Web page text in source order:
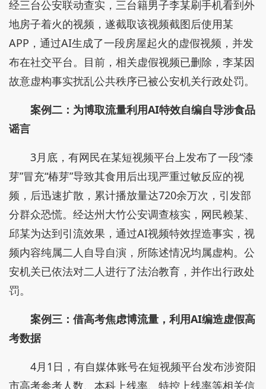
经三台公安联动查实，三台籍男子李某刷手机看到外
地房子着火的视频，遂截取该视频截图后使用某
APP，通过AI生成了一段房屋起火的虚假视频，并发
布在社交平台。目前，相关虚假视频已删除，李某因
故意虚构事实扰乱公共秩序已被公安机关行政处罚。
案例二：为博取流量利用AI特效自编自导涉食品
谣言
3月底，有网民在某短视频平台上发布了一段“漆
芽”冒充“椿芽”导致其食用后出现严重过敏反应的视
频，后迅速扩散，累计播放量达720余万次，引发部
分群众恐慌。经达州大竹公安调查核实，网民赖某、
邱某为达到引流效果，通过AI视频特效捏造事实，视
频内容纯属二人自导自演，所陈述情况均属虚构。公
安机关已依法对二人进行了法治教育，并作出行政处
罚。
案例三：借高考焦虑博流量，利用AI编造虚假高
考数据
4月1日，有自媒体账号在短视频平台发布涉资阳
市高考参考人数、本科上线率、特控上线率等相关信